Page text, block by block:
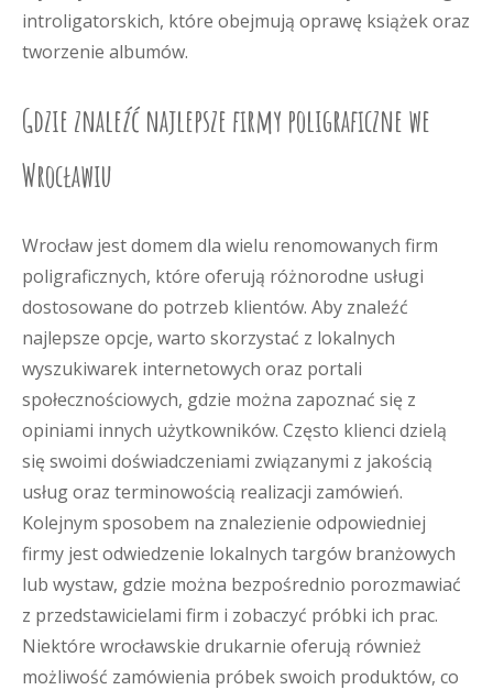
introligatorskich, które obejmują oprawę książek oraz
tworzenie albumów.
Gdzie znaleźć najlepsze firmy poligraficzne we
Wrocławiu
Wrocław jest domem dla wielu renomowanych firm
poligraficznych, które oferują różnorodne usługi
dostosowane do potrzeb klientów. Aby znaleźć
najlepsze opcje, warto skorzystać z lokalnych
wyszukiwarek internetowych oraz portali
społecznościowych, gdzie można zapoznać się z
opiniami innych użytkowników. Często klienci dzielą
się swoimi doświadczeniami związanymi z jakością
usług oraz terminowością realizacji zamówień.
Kolejnym sposobem na znalezienie odpowiedniej
firmy jest odwiedzenie lokalnych targów branżowych
lub wystaw, gdzie można bezpośrednio porozmawiać
z przedstawicielami firm i zobaczyć próbki ich prac.
Niektóre wrocławskie drukarnie oferują również
możliwość zamówienia próbek swoich produktów, co